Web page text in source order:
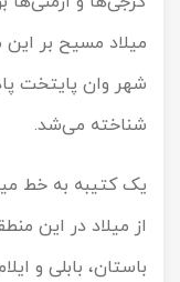
میلاد مسیح بر
شهر وان پایتخت
شناخته می‌شد.
یک کتیبه به خط
از میلاد در این
باستان، بابلی و